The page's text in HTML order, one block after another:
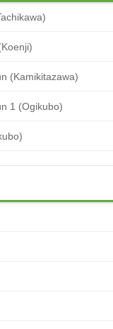
(Kamikitazawa)
1 (Ogikubo)